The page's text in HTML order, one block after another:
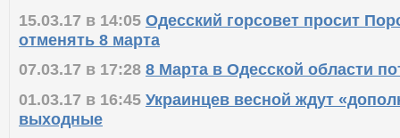
15.03.17 в 14:05 Одесский горсовет просит
отменять 8 марта
07.03.17 в 17:28 8 Марта в Одесской области
01.03.17 в 16:45 Украинцев весной ждут
выходные